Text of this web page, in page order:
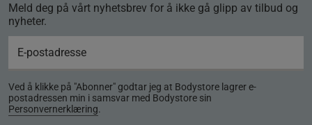
Meld deg på vårt nyhetsbrev for å ikke gå glipp av tilbud og
nyheter.
Ved å klikke på "Abonner" godtar jeg at Bodystore lagrer e-
postadressen min i samsvar med Bodystore sin
Personvernerklæring.